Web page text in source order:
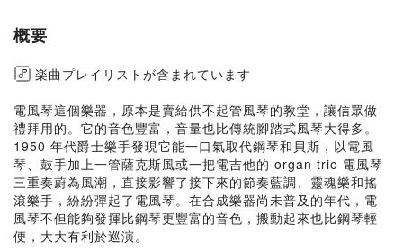
概要
楽曲プレイリストが含まれています
電風琴這個樂器，原本是賣給供不起管風琴的教堂，讓信眾做
禮拜用的。它的音色豐富，音量也比傳統腳踏式風琴大得多。
1950 年代爵士樂手發現它能一口氣取代鋼琴和貝斯，以電風
琴、鼓手加上一管薩克斯風或一把電吉他的 organ trio 電風琴
三重奏蔚為風潮，直接影響了接下來的節奏藍調、靈魂樂和搖
滾樂手，紛紛彈起了電風琴。在合成樂器尚未普及的年代，電
風琴不但能夠發揮比鋼琴更豐富的音色，搬動起來也比鋼琴輕
便，大大有利於巡演。